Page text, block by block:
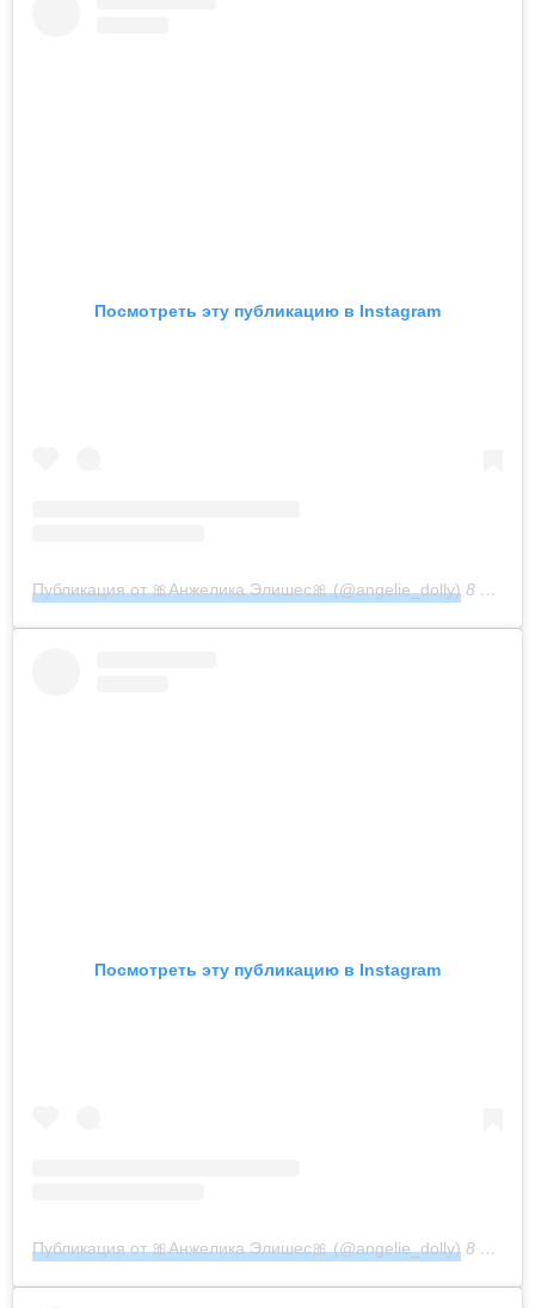
Посмотреть эту публикацию в Instagram
Публикация от 🎀Анжелика Элишес🎀 (@angelie_dolly) 8 Янв 2020 в 9:00 PST
Посмотреть эту публикацию в Instagram
Публикация от 🎀Анжелика Элишес🎀 (@angelie_dolly) 8 Окт 2019 в 9:18 PDT